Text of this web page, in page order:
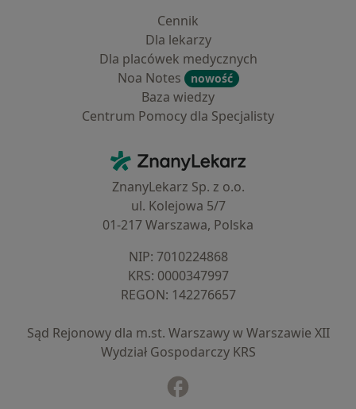
Cennik
Dla lekarzy
Dla placówek medycznych
Noa Notes
nowość
Baza wiedzy
Centrum Pomocy dla Specjalisty
ZnanyLekarz - Strona główna
ZnanyLekarz Sp. z o.o.
ul. Kolejowa 5/7
01-217 Warszawa, Polska
NIP: ⁠7010224868
KRS: ⁠0000347997
REGON: ⁠142276657
Sąd Rejonowy dla m.st. Warszawy w Warszawie XII
Wydział Gospodarczy KRS